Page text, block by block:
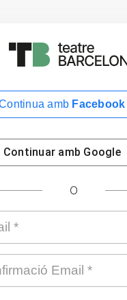
amb Facebook
Continuar amb Google
O